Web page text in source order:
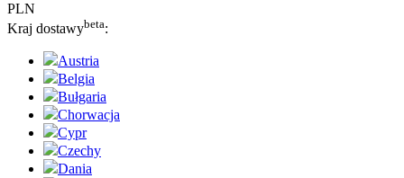
PLN
Kraj dostawybeta:
Austria
Belgia
Bułgaria
Chorwacja
Cypr
Czechy
Dania